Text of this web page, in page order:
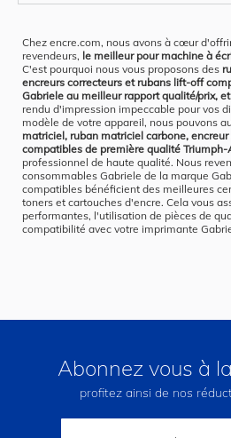
Chez encre.com, nous avons à cœur
revendeurs, le meilleur pour machine à
C'est pourquoi nous vous proposons des
encreurs correcteurs et rubans lift-off
Gabriele au meilleur rapport qualité/prix,
rendu d'impression impeccable pour vos
modèle de votre appareil, nous pouvons
matriciel, ruban matriciel carbone,
compatibles de première qualité Triumph-
professionnel de haute qualité. Nous
consommables Gabriele de la marque
compatibles bénéficient des meilleures
toners et cartouches d'encre. Cela vous
performantes, l'utilisation de pièces de
compatibilité avec votre imprimante
Abonnez vous à
profitez ainsi de nos